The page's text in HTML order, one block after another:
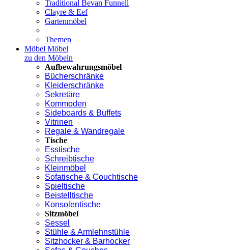
Traditional Bevan Funnell
Clayre & Eef
Gartenmöbel
Themen
Möbel Möbel
zu den Möbeln
Aufbewahrungsmöbel
Bücherschränke
Kleiderschränke
Sekretäre
Kommoden
Sideboards & Buffets
Vitrinen
Regale & Wandregale
Tische
Esstische
Schreibtische
Kleinmöbel
Sofatische & Couchtische
Spieltische
Beistelltische
Konsolentische
Sitzmöbel
Sessel
Stühle & Armlehnstühle
Sitzhocker & Barhocker